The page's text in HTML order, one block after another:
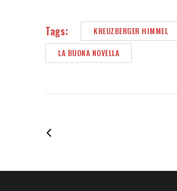
Tags: KREUZBERGER HIMMEL
LA BUONA NOVELLA